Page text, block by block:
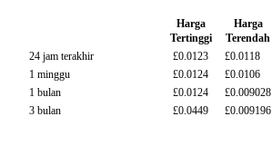
Harga
Tertinggi
Harga
Terendah
24 jam terakhir
£0.0123 £0.0118
1 minggu
£0.0124 £0.0106
1 bulan
£0.0124 £0.009028
3 bulan
£0.0449 £0.009196